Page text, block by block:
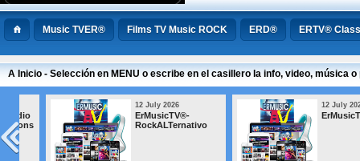
Music TVER® Films TV Music ROCK ERD® ERTV®
A Inicio - Selección en MENU o escribe en el casillero la info, video, música
12 July 2026
ErMusicTV® BLUES
12 July 2026
ErMusicTV®
Popular